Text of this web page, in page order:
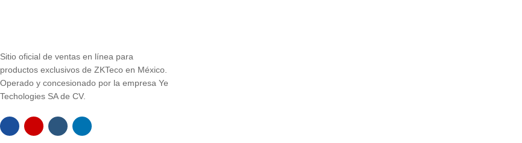
Sitio oficial de ventas en línea para
productos exclusivos de ZKTeco en México.
Operado y concesionado por la empresa Ye
Techologies SA de CV.